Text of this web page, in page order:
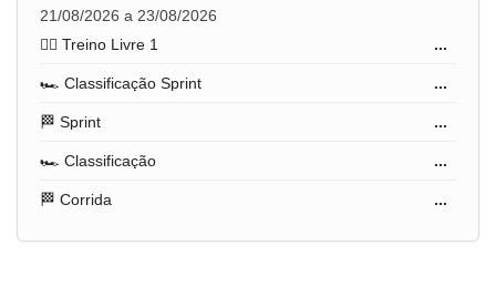
21/08/2026 a 23/08/2026
🏋️‍♂️ Treino Livre 1
...
🏎️ Classificação Sprint ...
🏁 Sprint ...
🏎️ Classificação ...
🏁 Corrida ...